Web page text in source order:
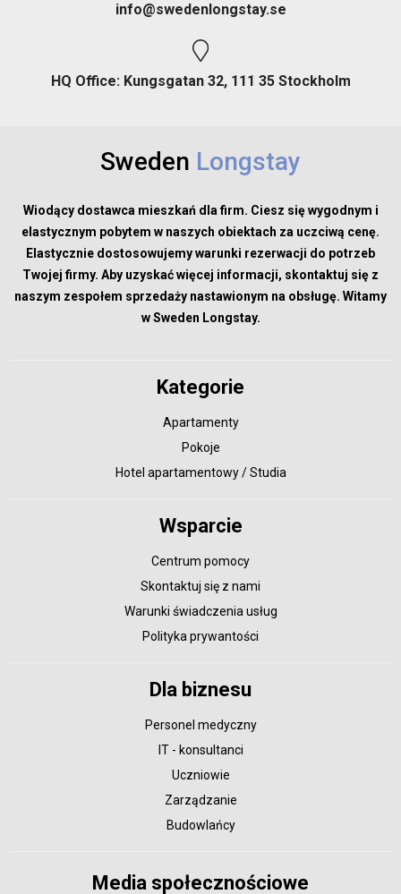
info@swedenlongstay.se
HQ Office: Kungsgatan 32, 111 35 Stockholm
Sweden Longstay
Wiodący dostawca mieszkań dla firm. Ciesz się wygodnym i
elastycznym pobytem w naszych obiektach za uczciwą cenę.
Elastycznie dostosowujemy warunki rezerwacji do potrzeb
Twojej firmy. Aby uzyskać więcej informacji, skontaktuj się z
naszym zespołem sprzedaży nastawionym na obsługę. Witamy
w Sweden Longstay.
Kategorie
Apartamenty
Pokoje
Hotel apartamentowy / Studia
Wsparcie
Centrum pomocy
Skontaktuj się z nami
Warunki świadczenia usług
Polityka prywantości
Dla biznesu
Personel medyczny
IT - konsultanci
Uczniowie
Zarządzanie
Budowlańcy
Media społecznościowe